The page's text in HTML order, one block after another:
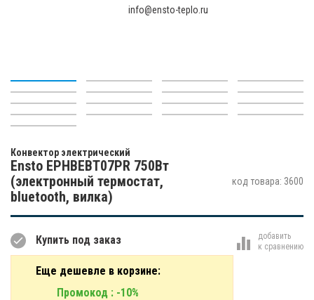
info@ensto-teplo.ru
Конвектор электрический
Ensto EPHBEBT07PR 750Вт
(электронный термостат,
bluetooth, вилка)
код товара: 3600
Купить под заказ
Еще дешевле в корзине:
Промокод : -10%
добавить
к сравнению